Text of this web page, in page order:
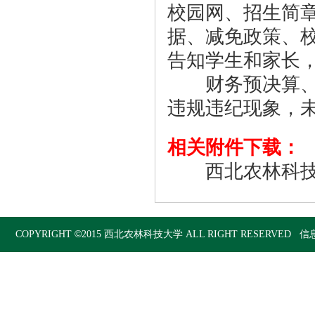
校园网、招生简
据、减免政策、
告知学生和家长
财务预决算、
违规违纪现象，
相关附件下载：
西北农林科
COPYRIGHT©2015西北农林科技大学 ALL RIGHT RESERVED 信